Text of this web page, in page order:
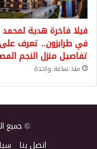
فيلا فاخرة هدية
في طرابزون.. تعرف على
تفاصيل منزل النجم
منذ ساعة واحدة
© جميع
اتصل بنا